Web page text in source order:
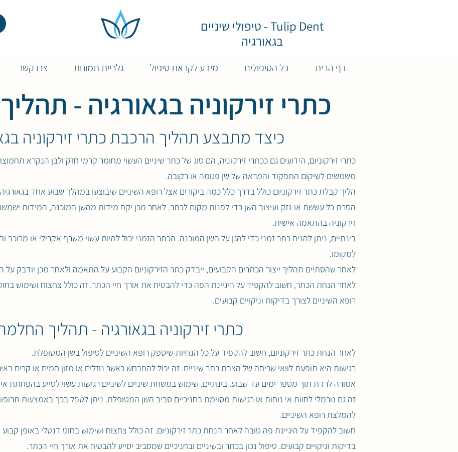
Tulip Dent - טיפולי שיניים
בגאורגיה
דף הבית כל הטיפולים מידע לקראת טיפול גלריית תמונות צרו קשר
כתרי זירקוניה בגאורגיה -
כיצד מתבצע תהליך הרכבת כתרי זירקוניה
כתרי זירקוניום, הידועים גם ככתרי זירקוניה, הם סוג של כתר שיניים העשוי מחומר קרמי חזק ולבן הנקרא
משמשים לשיקום התפקוד והמראה של שן פגומה או רקובה.
הליך קבלת כתר זירקוניום כולל בדרך כלל כמה ביקורים אצל רופא השיניים שיבוצעו במהלך שבוע אחד
הסרת כל עששת או נזק ועיצוב השן כדי לפנות מקום לכתר. לאחר מכן יקח מידות מהשן המוכנה, המידות
זירקוניה בהתאמה אישית.
בינתיים, ניתן להניח כתר זמני כדי להגן על השן המוכנה. הכתר הזמני יכול להיות עשוי משרף אקרילי או
למקומו.
לאחר שהסתיים תהליך ייצור הכתרים הקבועים, ייבדק כתר הזירקוניום הקבוע על התאמה ולאחר מכן יודבק על
לאחר הנחת הכתר, חשוב להקפיד על היגיינת הפה כדי להבטיח את אורך חיי הכתר. זה כולל צחצוח ושימוש
רופא השיניים לצורך בדיקות וניקויים קבועים.
כתרי זירקוניה בגאורגיה - תהליך
לאחר הנחת כתר זירקוניום, חשוב להקפיד על כל הנחיות שיספק רופא השיניים לטיפול בשן המטופלת.
רגישות היא תופעת לוואי שכיחה של הצבת כתר שיניים. זה יכול להתרחש כאשר נוזלים או מזון חמים או קרים
אמורה לרדת תוך מספר ימים עד שבוע. בינתיים, שימוש במשחת שיניים לשיניים רגישות עשוי לסייע בהפחתת
זה גם נורמלי לחוות אי נוחות או רגישות מסוימת בחניכיים סביב השן המטופלת. ניתן לטפל בכך באמצעות
להמלצת רופא השיניים.
חשוב להקפיד על היגיינת פה טובה לאחר הנחת כתר זירקוניום. זה כולל צחצוח ושימוש בחוט דנטלי באופן קבוע
בדיקות וניקויים קבועים. טיפול נכון בכתר ובשיניים ובחניכיים שמסביב יסייע להבטיח את אורך חיי הכתר.